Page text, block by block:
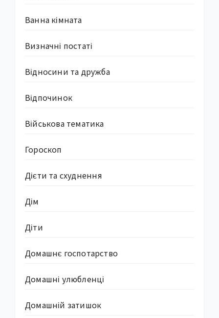
Ванна кімната
Визначні постаті
Відносини та дружба
Відпочинок
Військова тематика
Гороскоп
Дієти та схуднення
Дім
Діти
Домашнє госпотарство
Домашні улюбленці
Домашній затишок